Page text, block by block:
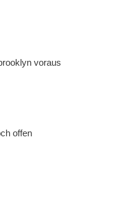
voraus
offen